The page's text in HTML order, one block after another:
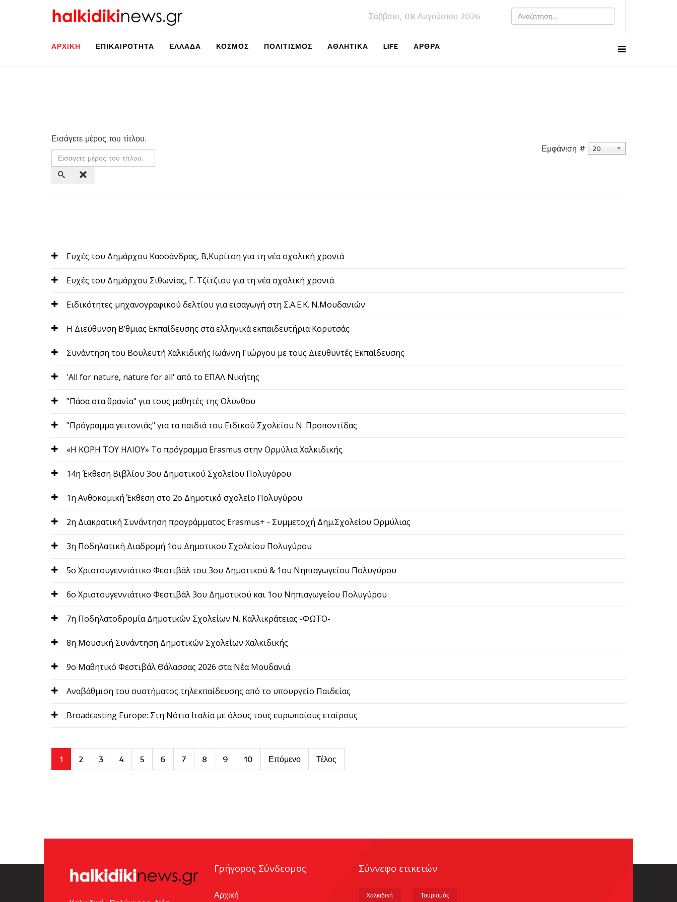
Σάββατο, 08 Αυγούστου 2026
ΑΡΧΙΚΉ ΕΠΙΚΑΙΡΌΤΗΤΑ ΕΛΛΆΔΑ ΚΌΣΜΟΣ ΠΟΛΙΤΙΣΜΌΣ ΑΘΛΗΤΙΚΆ LIFE ΑΡΘΡΑ
Εισάγετε μέρος του τίτλου.
Εμφάνιση #
20
Eυχές του Δημάρχου Κασσάνδρας, Β,Κυρίτση για τη νέα σχολική χρονιά
Eυχές του Δημάρχου Σιθωνίας, Γ. Τζίτζιου για τη νέα σχολική χρονιά
Ειδικότητες μηχανογραφικού δελτίου για εισαγωγή στη Σ.Α.Ε.Κ. Ν.Μουδανιών
Η Διεύθυνση Β’θμιας Εκπαίδευσης στα ελληνικά εκπαιδευτήρια Κορυτσάς
Συνάντηση του Βουλευτή Χαλκιδικής Ιωάννη Γιώργου με τους Διευθυντές Εκπαίδευσης
'All for nature, nature for all' από το ΕΠΑΛ Νικήτης
"Πάσα στα θρανία" για τους μαθητές της Ολύνθου
"Πρόγραμμα γειτονιάς" για τα παιδιά του Ειδικού Σχολείου Ν. Προποντίδας
«Η ΚΟΡΗ ΤΟΥ ΗΛΙΟΥ» Tο πρόγραμμα Erasmus στην Ορμύλια Χαλκιδικής
14η Έκθεση Βιβλίου 3ου Δημοτικού Σχολείου Πολυγύρου
1η Ανθοκομική Έκθεση στο 2ο Δημοτικό σχολείο Πολυγύρου
2η Διακρατική Συνάντηση προγράμματος Erasmus+ - Συμμετοχή Δημ.Σχολείου Ορμύλιας
3η Ποδηλατική Διαδρομή 1ου Δημοτικού Σχολείου Πολυγύρου
5ο Xριστουγεννιάτικο Φεστιβάλ του 3ου Δημοτικού & 1ου Νηπιαγωγείου Πολυγύρου
6o Χριστουγεννιάτικο Φεστιβάλ 3ου Δημοτικού και 1ου Νηπιαγωγείου Πολυγύρου
7η Ποδηλατοδρομία Δημοτικών Σχολείων Ν. Καλλικράτειας -ΦΩΤΟ-
8η Μουσική Συνάντηση Δημοτικών Σχολείων Χαλκιδικής
9ο Μαθητικό Φεστιβάλ Θάλασσας 2026 στα Νέα Μουδανιά
Aναβάθμιση του συστήματος τηλεκπαίδευσης από το υπουργείο Παιδείας
Broadcasting Europe: Στη Νότια Ιταλία με όλους τους ευρωπαίους εταίρους
1 2 3 4 5 6 7 8 9 10 Επόμενο Τέλος
Γρήγορος Σύνδεσμος
Αρχική
Σύννεφο ετικετών
Χαλκιδική Τουρισμός